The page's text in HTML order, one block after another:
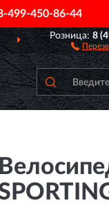
499-450-86-44
РОССИИ
Розница:8